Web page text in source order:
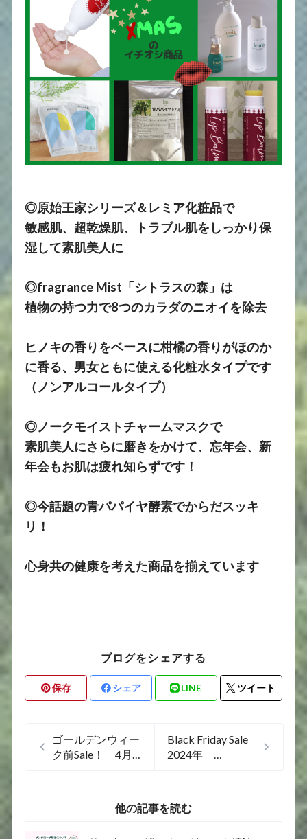
◎原始王家シリーズ＆レミア化粧品で
敏感肌、超乾燥肌、トラブル肌を しっかり保
湿して素肌美人に
◎fragrance Mist「シトラスの森」は
植物の持つ力で8つのカラダのニオイを除去
ヒノキの香りをベースに柑橘の香りがほのか
に香る、 男女ともに使える化粧水タイプです
（ノンアルコールタイプ）
◎ノークモイストチャームマスクで
素肌美人にさらに磨きをかけて、忘年会、新
年会もお肌は疲れ知らずです！
◎今話題の青パパイヤ酵素でからだスッキ
リ！
心身共の健康を考えた商品を揃えています
ブログをシェアする
保存 シェア LINE ツイート
ゴールデンウィー
ク前Sale！ 4月
０％offクーポン
コードをご利用く
Black Friday Sale
2024年
他の記事を読む